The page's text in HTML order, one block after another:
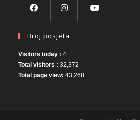
Broj posjeta
Visitors today :4
Total visitors :32,372
Total page view:43,268